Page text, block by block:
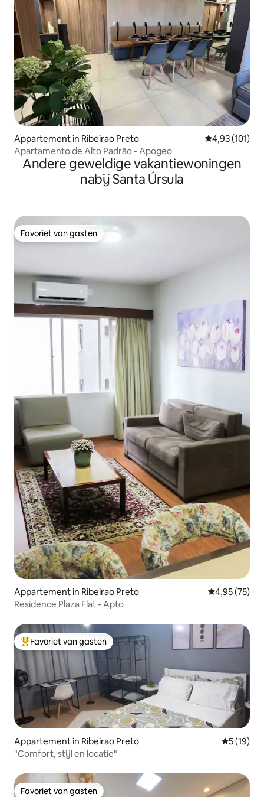
Appartement in Ribeirao Preto Gemiddelde
4,93 (101)
Apartamento de Alto Padrão - Apogeo
Andere geweldige vakantiewoningen
nabij Santa Úrsula
Favoriet van gasten
Favoriet van gasten
Appartement in Ribeirao Preto Gemiddelde
4,95 (75)
Residence Plaza Flat - Apto
Topfavoriet van gasten
Favoriet van gasten
Appartement in Ribeirao Preto
5 (19)
"Comfort, stijl en locatie"
Favoriet van gasten